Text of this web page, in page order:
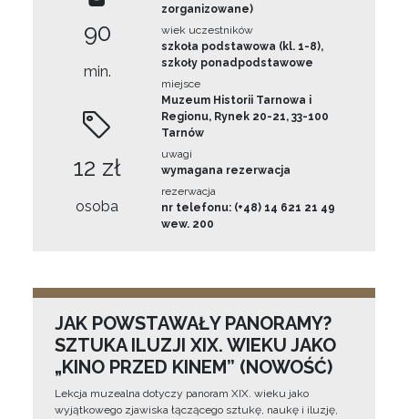
90
min.
12 zł
osoba
zorganizowane)
wiek uczestników
szkoła podstawowa (kl. 1-8),
szkoły ponadpodstawowe
miejsce
Muzeum Historii Tarnowa i
Regionu, Rynek 20-21, 33-100
Tarnów
uwagi
wymagana rezerwacja
rezerwacja
nr telefonu: (+48) 14 621 21 49
wew. 200
JAK POWSTAWAŁY PANORAMY?
SZTUKA ILUZJI XIX. WIEKU JAKO
„KINO PRZED KINEM” (NOWOŚĆ)
Lekcja muzealna dotyczy panoram XIX. wieku jako
wyjątkowego zjawiska łączącego sztukę, naukę i iluzję,